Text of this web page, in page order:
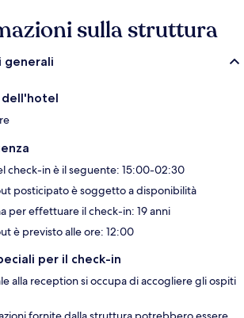
sulla struttura
generali
dell'hotel
check-in è il seguente: 15:00-02:30
posticipato è soggetto a disponibilità
per effettuare il check-in: 19 anni
è previsto alle ore: 12:00
per il check-in
alla reception si occupa di accogliere gli ospiti